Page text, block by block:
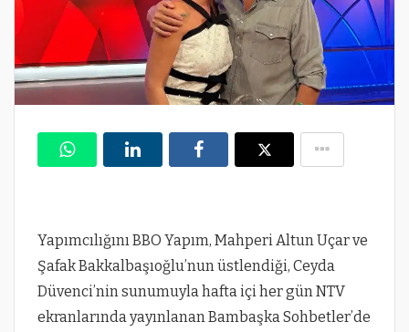
Yapımcılığını BBO Yapım, Mahperi Altun Uçar ve
Şafak Bakkalbaşıoğlu’nun üstlendiği, Ceyda
Düvenci’nin sunumuyla hafta içi her gün NTV
ekranlarında yayınlanan Bambaşka Sohbetler’de